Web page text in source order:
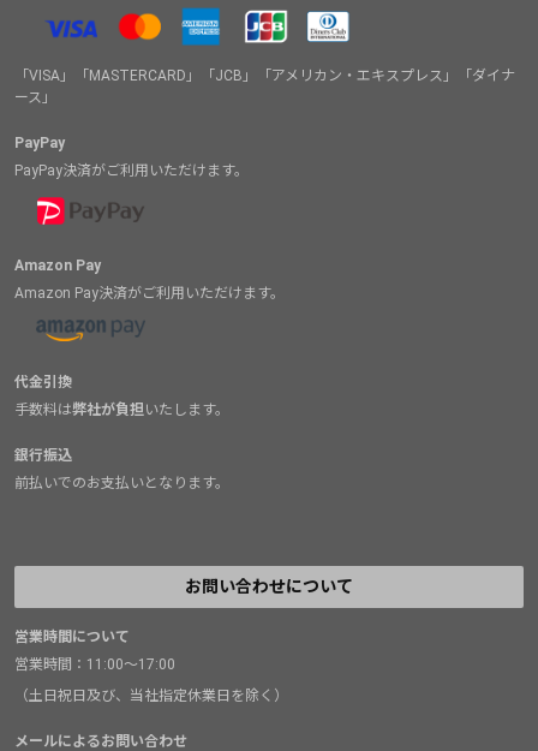
「VISA」「MASTERCARD」「JCB」「アメリカン・エキスプレス」「ダイナ
ース」
PayPay
PayPay決済がご利用いただけます。
Amazon Pay
Amazon Pay決済がご利用いただけます。
代金引換
手数料は弊社が負担いたします。
銀行振込
前払いでのお支払いとなります。
お問い合わせについて
営業時間について
営業時間：11:00～17:00
（土日祝日及び、当社指定休業日を除く）
メールによるお問い合わせ